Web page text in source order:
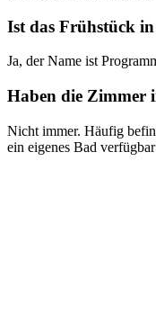
Ist das Frühstück
Ja, der Name ist
Haben die Zimmer
Nicht immer. Häufig
ein eigenes Bad